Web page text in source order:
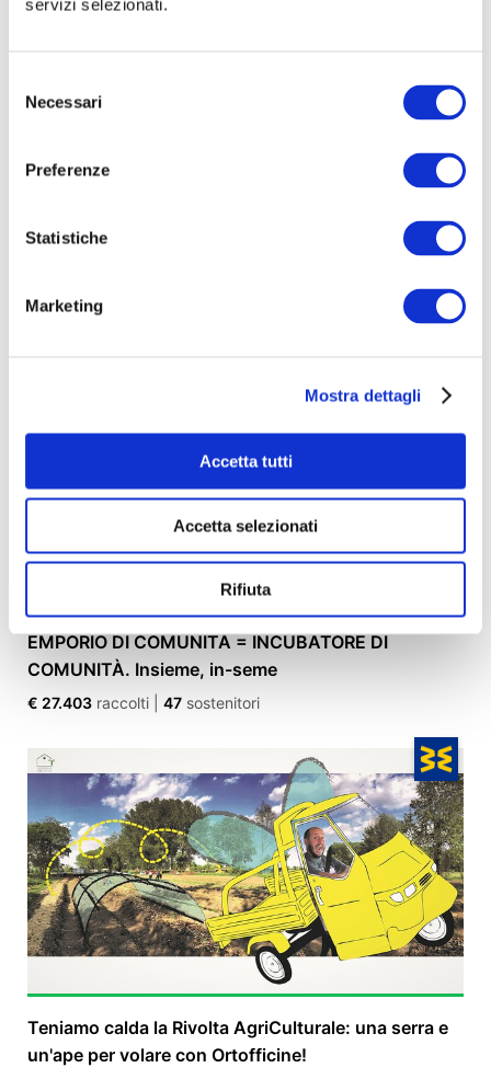
servizi selezionati.
delNecessari
Preferenze
Statistiche
Marketing
Mostra dettagli
Accetta tutti
Accetta selezionati
Rifiuta
ORTO A CHI TOCCA! Laboratori didattici e cooking-
€ 28.000raccolti
EMPORIO DI COMUNITÀ = INCUBATORE DI
COMUNITÀ. Insieme, in-seme
€ 27.403 raccolti 47 sostenitori
Teniamo calda la Rivolta AgriCulturale: una serra e
un'ape per volare con Ortofficine!